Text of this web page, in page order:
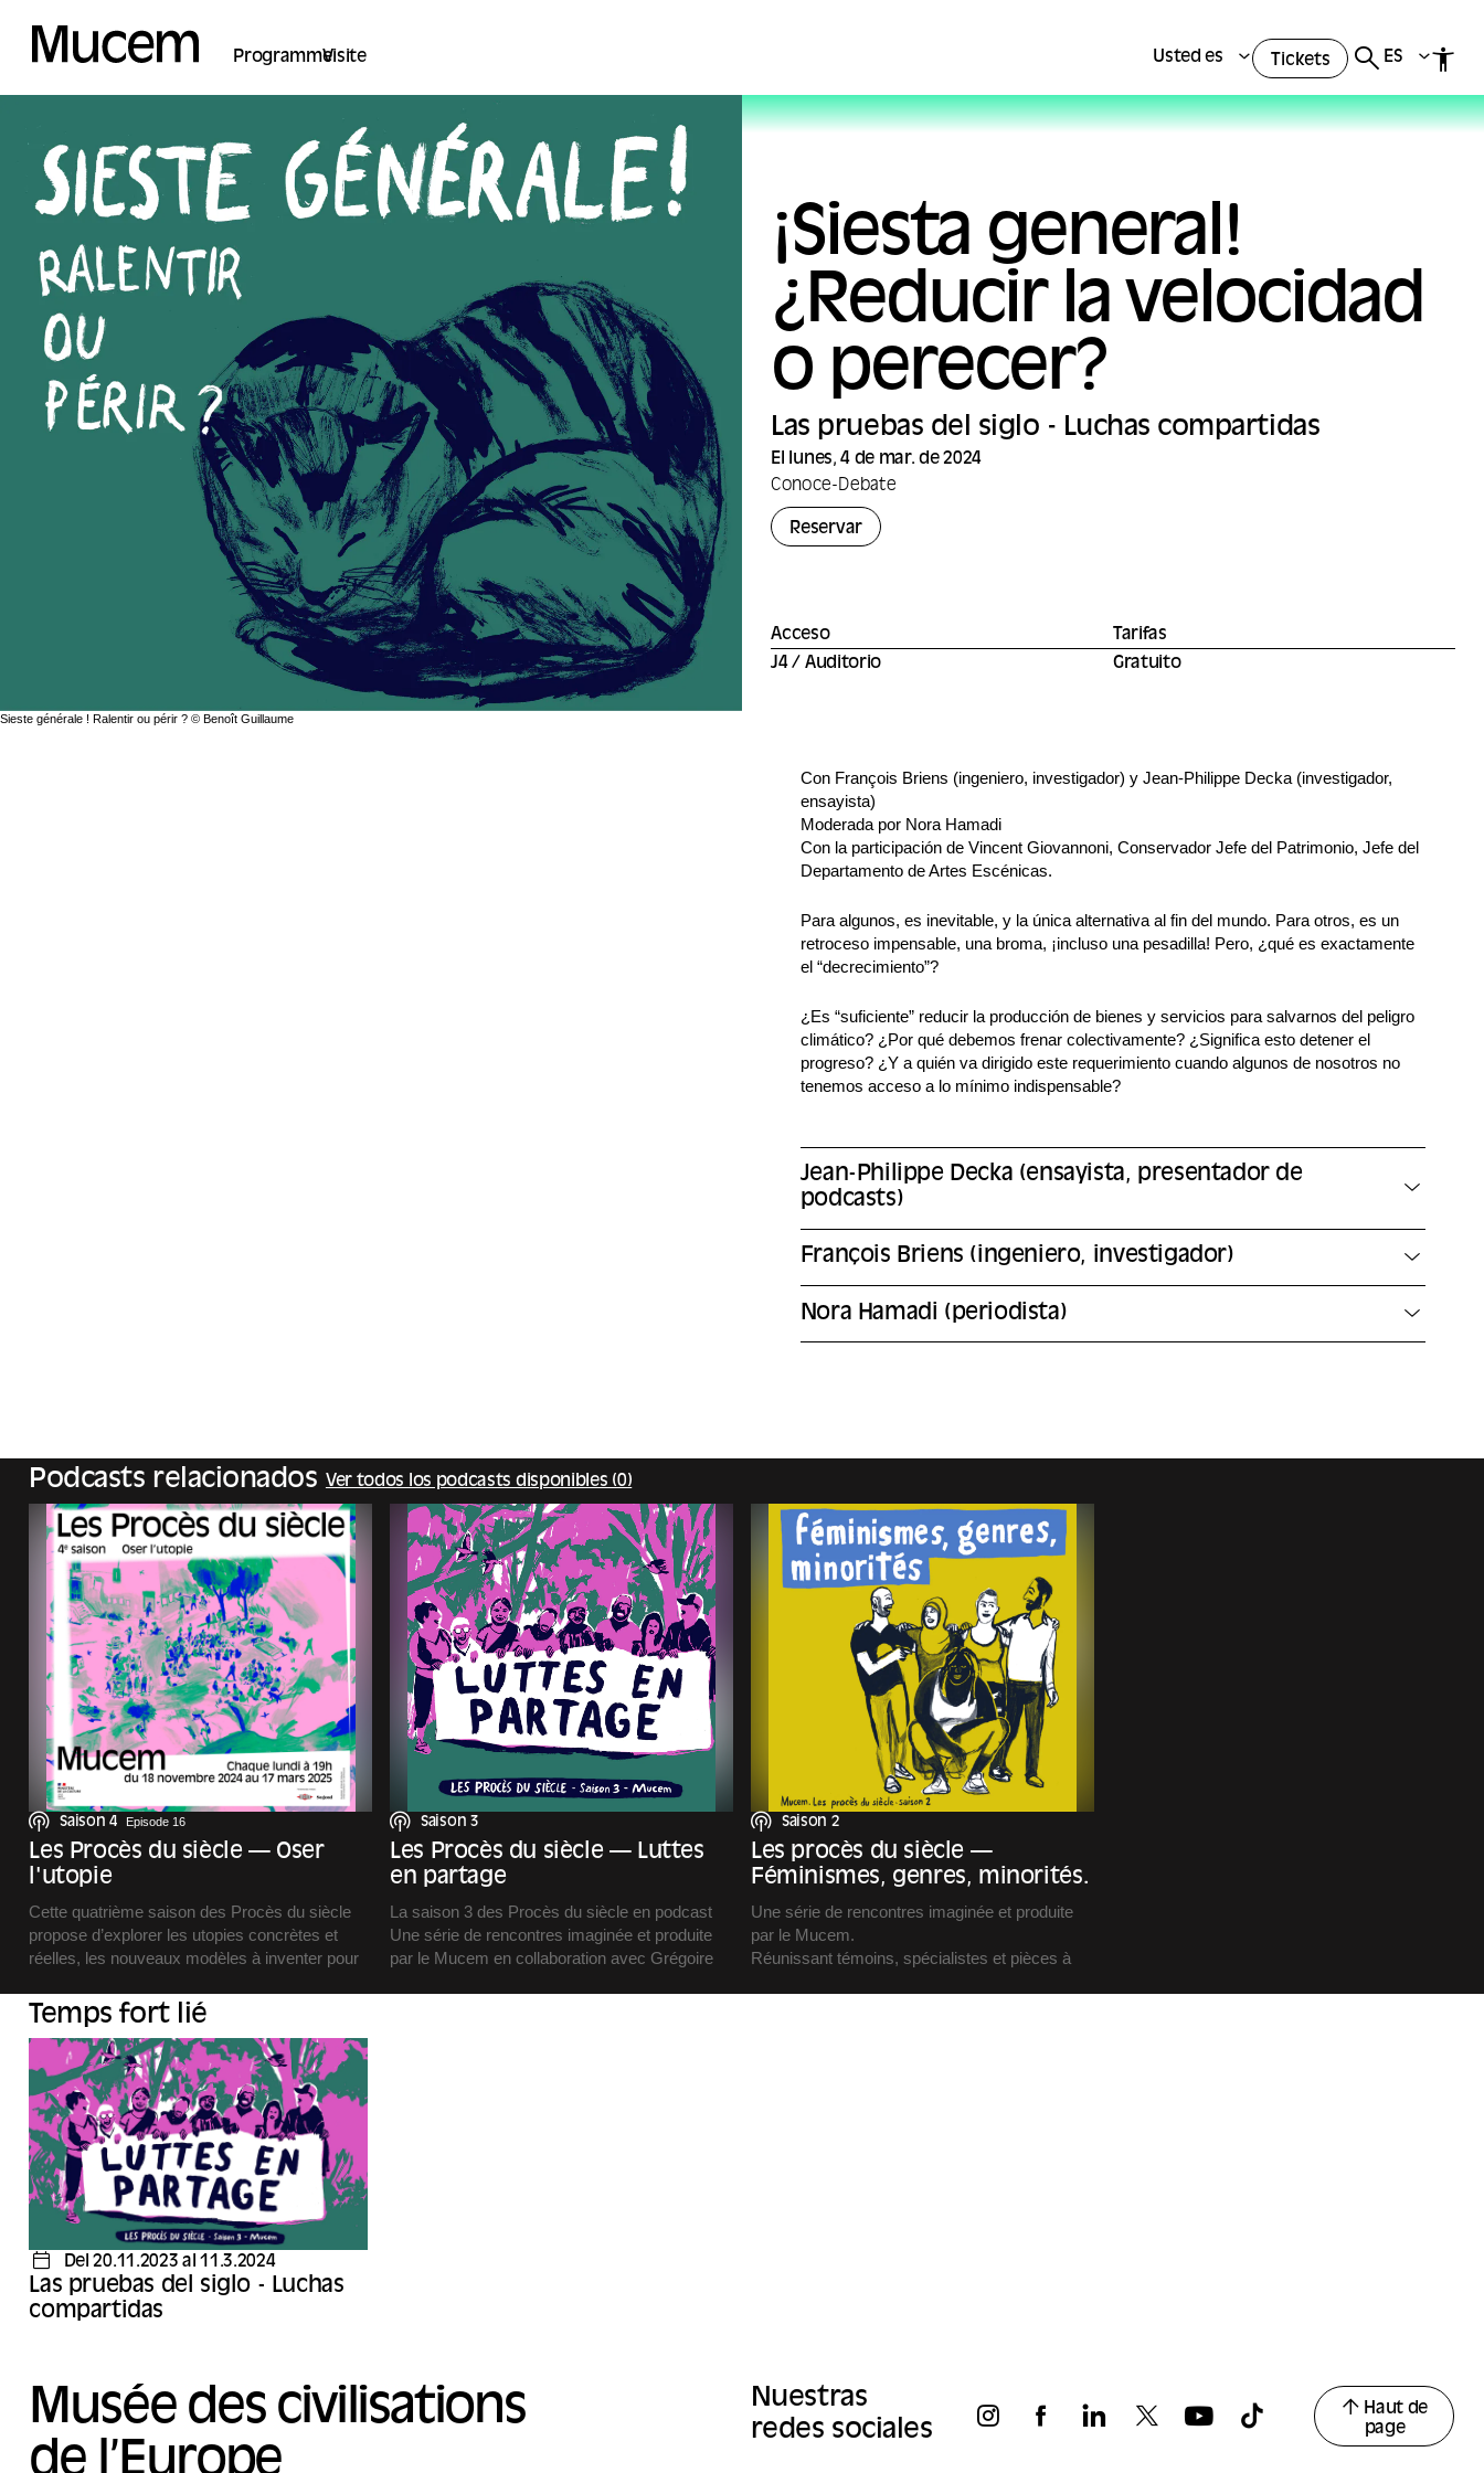
ProgrammeVisite Usted es Tickets ES
Sieste générale ! Ralentir ou périr ? © Benoît Guillaume
¡Siesta general!
¿Reducir la velocidad
o perecer?
Las pruebas del siglo - Luchas compartidas
El lunes, 4 de mar. de 2024
Conoce-Debate
Reservar
Acceso
J4 / Auditorio
Tarifas
Gratuito
Con François Briens (ingeniero, investigador) y Jean-Philippe Decka (investigador,
ensayista)
Moderada por Nora Hamadi
Con la participación de Vincent Giovannoni, Conservador Jefe del Patrimonio, Jefe del
Departamento de Artes Escénicas.
Para algunos, es inevitable, y la única alternativa al fin del mundo. Para otros, es un
retroceso impensable, una broma, ¡incluso una pesadilla! Pero, ¿qué es exactamente
el “decrecimiento”?
¿Es “suficiente” reducir la producción de bienes y servicios para salvarnos del peligro
climático? ¿Por qué debemos frenar colectivamente? ¿Significa esto detener el
progreso? ¿Y a quién va dirigido este requerimiento cuando algunos de nosotros no
tenemos acceso a lo mínimo indispensable?
Jean-Philippe Decka (ensayista, presentador de
podcasts)
François Briens (ingeniero, investigador)
Nora Hamadi (periodista)
Podcasts relacionados Ver todos los podcasts disponibles (0)
Saison 4 Episode 16
Les Procès du siècle — Oser
l'utopie
Cette quatrième saison des Procès du siècle
propose d’explorer les utopies concrètes et
réelles, les nouveaux modèles à inventer pour
d’écologie, plus de solidarité.
Pour vivre mieux, ensemble.
Cette saison 4 parlera d’éducation, de soin, de
numérique, d’économie, d’architecture,
d’agriculture, de circulations, de respect, de
consentement, d’intelligence artificielle, des
arbres et des oiseaux. Nous essaierons même
parfois d’en rire.
Saison 3
Les Procès du siècle — Luttes
en partage
La saison 3 des Procès du siècle en podcast
Une série de rencontres imaginée et produite
par le Mucem en collaboration avec Grégoire
Saison 2
Les procès du siècle —
Féminismes, genres, minorités.
Une série de rencontres imaginée et produite
par le Mucem.
Réunissant témoins, spécialistes et pièces à
Temps fort lié
Del 20.11.2023 al 11.3.2024
Las pruebas del siglo - Luchas
compartidas
Musée des civilisations
de l’Europe
Nuestras
redes sociales
Haut de
page